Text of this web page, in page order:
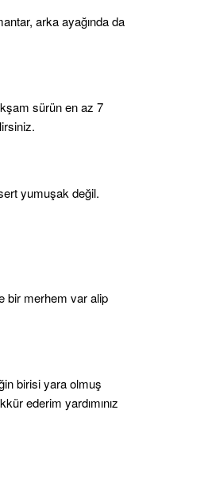
arka ayağında da
sürün en az 7
yumuşak değil.
bir merhem var alip
birisi yara olmuş
ederim yardımınız